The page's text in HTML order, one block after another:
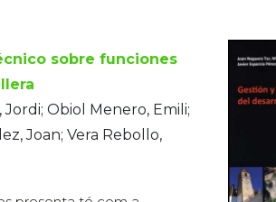
sobre funciones
Obiol Menero, Emili;
Joan; Vera Rebollo,